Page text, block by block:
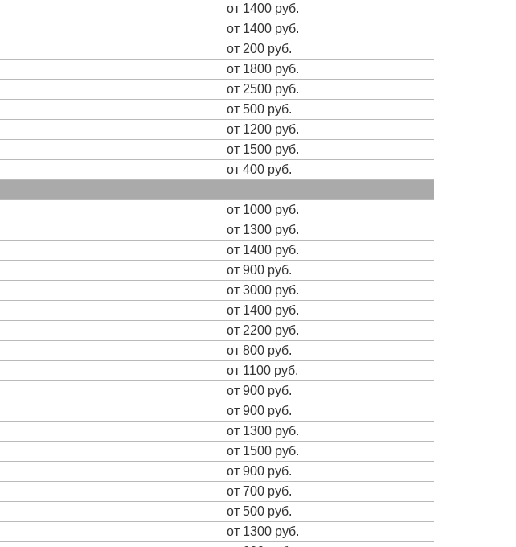
от 1400 руб.
от 1400 руб.
от 200 руб.
от 1800 руб.
от 2500 руб.
от 500 руб.
от 1200 руб.
от 1500 руб.
от 400 руб.
от 1000 руб.
от 1300 руб.
от 1400 руб.
от 900 руб.
от 3000 руб.
от 1400 руб.
от 2200 руб.
от 800 руб.
от 1100 руб.
от 900 руб.
от 900 руб.
от 1300 руб.
от 1500 руб.
от 900 руб.
от 700 руб.
от 500 руб.
от 1300 руб.